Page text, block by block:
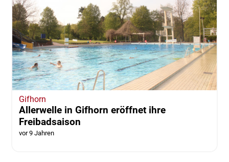
Gifhorn
Allerwelle in Gifhorn eröffnet ihre
Freibadsaison
vor 9 Jahren